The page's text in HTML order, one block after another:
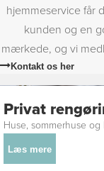
hjemmeservice får
kunden og en
mærkede, og vi
Kontakt os her
Privat
Huse, sommerhuse
Læs mere